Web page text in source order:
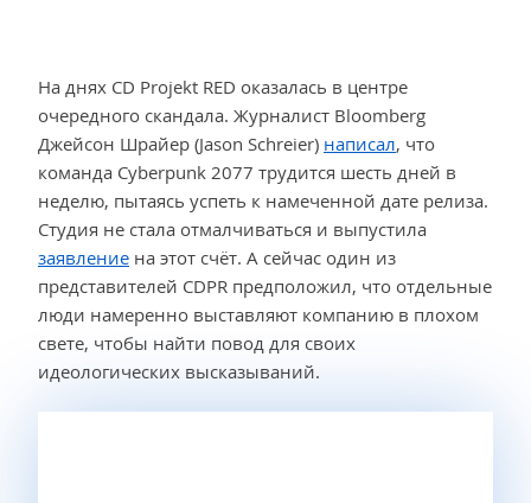
На днях CD Projekt RED оказалась в центре
очередного скандала. Журналист Bloomberg
Джейсон Шрайер (Jason Schreier) написал, что
команда Cyberpunk 2077 трудится шесть дней в
неделю, пытаясь успеть к намеченной дате релиза.
Студия не стала отмалчиваться и выпустила
заявление на этот счёт. А сейчас один из
представителей CDPR предположил, что отдельные
люди намеренно выставляют компанию в плохом
свете, чтобы найти повод для своих
идеологических высказываний.